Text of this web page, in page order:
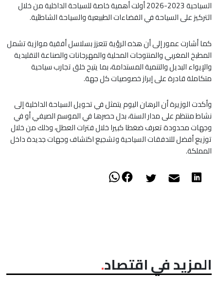
السياحية 2023-2026 أولت أهمية خاصة للسياحة الداخلية من خلال
التركيز على السياحة في الفضاءات الطبيعية والسياحة الشاطئية.
كما أشارت عمور إلى أن هذه الرؤية تتعزز بسلاسل أفقية موازية تشمل
المطبخ المغربي والمنتوجات المحلية والمهرجانات والصناعة التقليدية
والإيواء البديل والتنمية المستدامة، بما يتيح خلق تجارب سياحية
متكاملة قادرة على إبراز خصوصيات كل جهة.
وأكدت الوزيرة أن الرهان اليوم يتمثل في تحويل السياحة الداخلية إلى
نشاط منتظم على مدار السنة، بدل حصرها في الموسم الصيفي أو في
وجهات محدودة تعرف ضغطا كبيرا خلال فترات العطل، وذلك من خلال
توزيع أفضل للتدفقات السياحية وتشجيع اكتشاف وجهات جديدة داخل
المملكة.
المزيد في اقتصاد